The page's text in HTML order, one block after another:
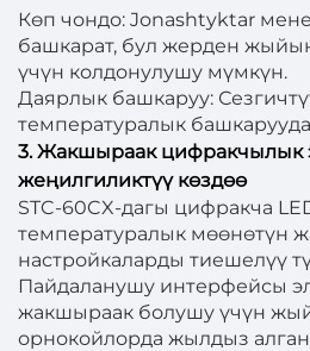
Көп чондо: Jonashtyktar
башкарат, бул жерден
үчүн колдонулушу мүмкүн.
Даярлык башкаруу:
температуралык
3. Жакшыраак цифракчылык
жеңилгиликтүү көздөө
STC-60CX-дагы цифракча
температуралык мөөнөтүн
настройкаларды тиешелүү
Пайдаланушу интерфейсы
жакшыраак болушу үчүн
орнокойлорда жылдыз